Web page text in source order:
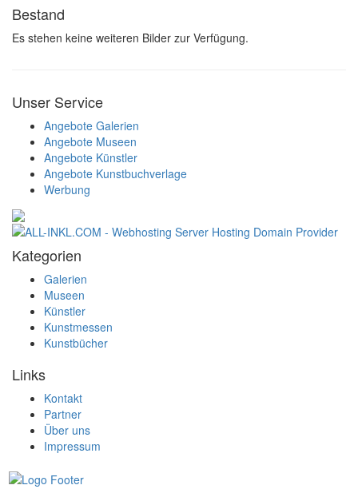
Bestand
Es stehen keine weiteren Bilder zur Verfügung.
Unser Service
Angebote Galerien
Angebote Museen
Angebote Künstler
Angebote Kunstbuchverlage
Werbung
Kategorien
Galerien
Museen
Künstler
Kunstmessen
Kunstbücher
Links
Kontakt
Partner
Über uns
Impressum